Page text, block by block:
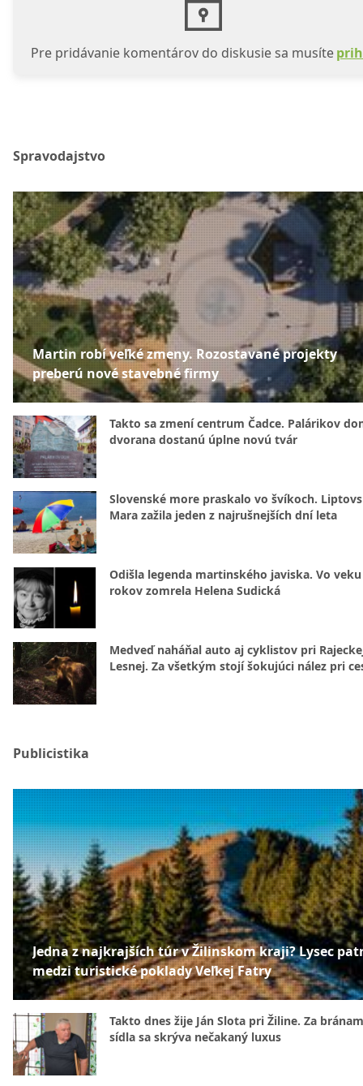
Pre pridávanie komentárov do diskusie sa musíte
Spravodajstvo
Martin robí veľké zmeny. Rozostavané projekty
preberú nové stavebné firmy
Takto sa zmení centrum Čadce. Palárikov
dvorana dostanú úplne novú tvár
Slovenské more praskalo vo švíkoch.
Mara zažila jeden z najrušnejších dní leta
Odišla legenda martinského javiska. Vo veku
rokov zomrela Helena Sudická
Medveď naháňal auto aj cyklistov pri
Lesnej. Za všetkým stojí šokujúci nález pri
Publicistika
Jedna z najkrajších túr v Žilinskom kraji? Lysec
medzi turistické poklady Veľkej Fatry
Takto dnes žije Ján Slota pri Žiline. Za
sídla sa skrýva nečakaný luxus